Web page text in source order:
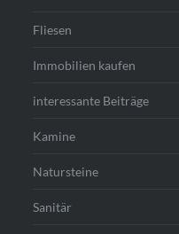
Fliesen
Immobilien kaufen
interessante Beiträge
Kamine
Natursteine
Sanitär